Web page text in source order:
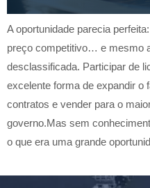
A oportunidade parecia
preço competitivo… e mesmo
desclassificada. Participar de
excelente forma de expandir o
contratos e vender para o
governo.Mas sem
o que era uma grande